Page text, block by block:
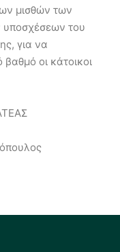
μισθών των
υποσχέσεων του
για να
οι κάτοικοι